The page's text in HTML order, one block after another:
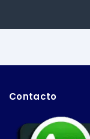
Contacto